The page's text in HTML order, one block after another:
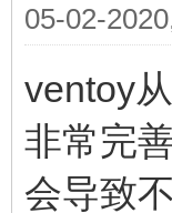
05-02-
ventoy
非常完
会导致